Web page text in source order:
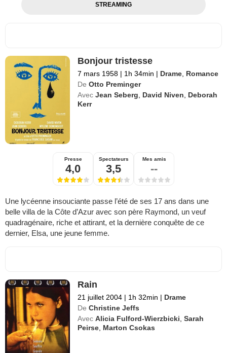
STREAMING
Bonjour tristesse
7 mars 1958 | 1h 34min | Drame Romance
De Otto Preminger
Avec Jean Seberg David Niven
Deborah
Kerr
Presse
4,0
Spectateurs
3,5
Mes amis
--
Une lycéenne insouciante passe l’été de ses 17 ans dans une
belle villa de la Côte d’Azur avec son père Raymond, un veuf
quadragénaire, riche et attirant, et la dernière conquête de ce
dernier, Elsa, une jeune femme.
Rain
21 juillet 2004 | 1h 32min | Drame
De Christine Jeffs
Avec Alicia Fulford-Wierzbicki ,Sarah
Peirse Marton Csokas